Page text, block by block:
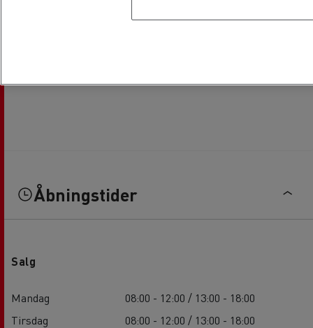
Åbningstider
Salg
Mandag
08:00 - 12:00 / 13:00 - 18:00
Tirsdag
08:00 - 12:00 / 13:00 - 18:00